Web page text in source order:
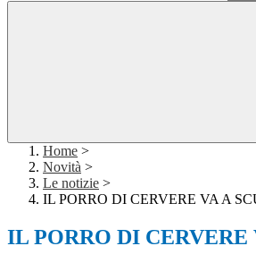
Home >
Novità >
Le notizie >
IL PORRO DI CERVERE VA A
IL PORRO DI CERVERE